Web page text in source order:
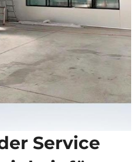
Service